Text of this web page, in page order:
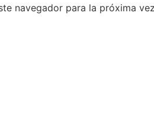
navegador para la próxima